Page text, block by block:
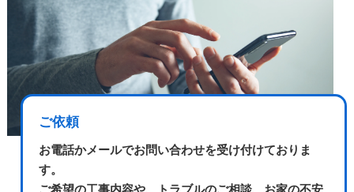
ご依頼
お電話かメールでお問い合わせを受け付けておりま
す。
ご希望の工事内容や、トラブルのご相談、お家の不安